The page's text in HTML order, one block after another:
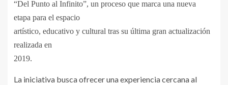
“Del Punto al Infinito”, un proceso que marca una nueva
etapa para el espacio
artístico, educativo y cultural tras su última gran actualización
realizada en
2019.
La iniciativa busca ofrecer una experiencia cercana al